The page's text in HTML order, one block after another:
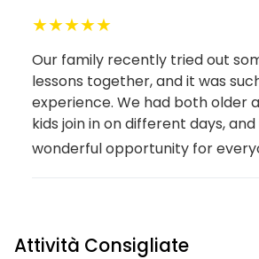
★★★★★
Our family recently tried out
lessons together, and it was
experience. We had both older
kids join in on different days,
wonderful opportunity for
Attività Consigliate